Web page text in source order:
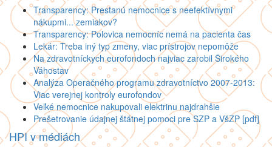
Transparency: Prestanú nemocnice s neefektívnymi
nákupmi... zemiakov?
Transparency: Polovica nemocníc nemá na pacienta čas
Lekár: Treba iný typ zmeny, viac prístrojov nepomôže
Na zdravotníckych eurofondoch najviac zarobil Širokého
Váhostav
Analýza Operačného programu zdravotníctvo 2007-2013:
Viac verejnej kontroly eurofondov
Veľké nemocnice nakupovali elektrinu najdrahšie
Prešetrovanie údajnej štátnej pomoci pre SZP a VšZP [pdf]
HPI v médiách